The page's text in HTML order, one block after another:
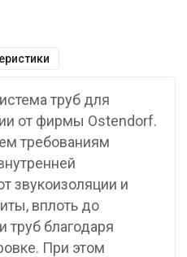
труб для
от фирмы Ostendorf.
требованиям
звукоизоляции и
вплоть до
труб благодаря
При этом